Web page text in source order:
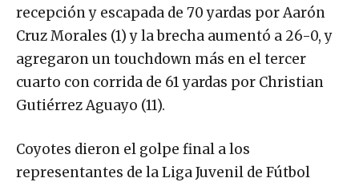
recepción y escapada de 70 yardas por Aarón
Cruz Morales (1) y la brecha aumentó a 26-0, y
agregaron un touchdown más en el tercer
cuarto con corrida de 61 yardas por Christian
Gutiérrez Aguayo (11).
Coyotes dieron el golpe final a los
representantes de la Liga Juvenil de Fútbol